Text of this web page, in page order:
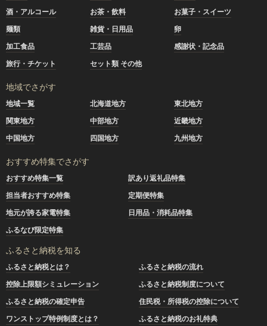
酒・アルコール
お茶・飲料
お菓子・スイーツ
麺類
雑貨・日用品
卵
加工食品
工芸品
感謝状・記念品
旅行・チケット
セット類 その他
地域でさがす
地域一覧 北海道地方
東北地方
関東地方
中部地方
近畿地方
中国地方
四国地方 九州地方
おすすめ特集でさがす
おすすめ特集一覧
訳あり返礼品特集
担当者おすすめ特集
定期便特集
地元が誇る家電特集
日用品・消耗品特集
ふるなび限定特集
ふるさと納税を知る
ふるさと納税とは？
ふるさと納税の流れ
控除上限額シミュレーション
ふるさと納税制度について
ふるさと納税の確定申告
住民税・所得税の控除について
ワンストップ特例制度とは？
ふるさと納税のお礼特典